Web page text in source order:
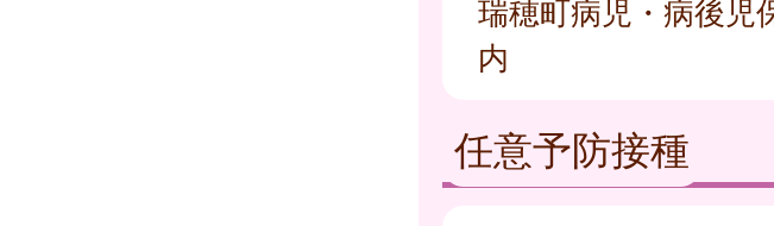
瑞穂町病児・病後児
内
任意予防接種